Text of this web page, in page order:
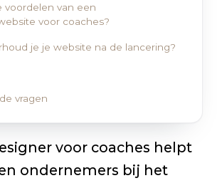
voordelen van een
voor coaches?
je je website na de lancering?
vragen
voor coaches helpt
ondernemers bij het